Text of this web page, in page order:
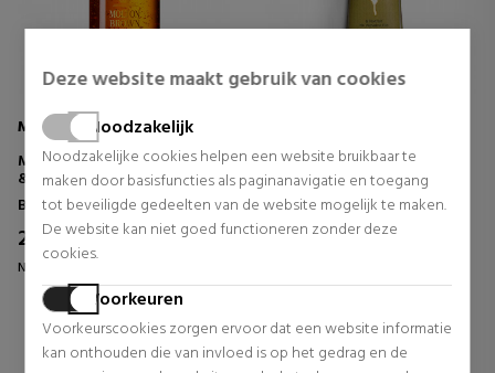
Deze website maakt gebruik van cookies
Noodzakelijk
Noodzakelijke cookies helpen een website bruikbaar te
maken door basisfuncties als paginanavigatie en toegang
tot beveiligde gedeelten van de website mogelijk te maken.
De website kan niet goed functioneren zonder deze
cookies.
Voorkeuren
Voorkeurscookies zorgen ervoor dat een website informatie
kan onthouden die van invloed is op het gedrag en de
MOLTON BROWN
MESMERISING OUDH ACCORD
& GOLD FINE LIQUID HAND
WASH
HANDZEEP
Badlijnen voor dames
21,37 € 29% UIT.
Normale prijs 30,00 €
0 beoordelingen
VERBENA HANDCRÈME
Handenonderhoud
7,91 € 33% UIT.